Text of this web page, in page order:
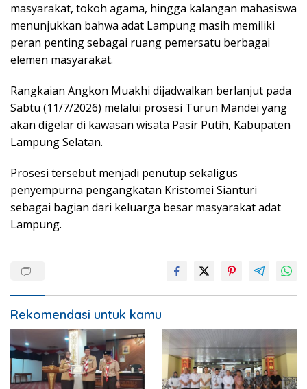
masyarakat, tokoh agama, hingga kalangan mahasiswa
menunjukkan bahwa adat Lampung masih memiliki
peran penting sebagai ruang pemersatu berbagai
elemen masyarakat.
Rangkaian Angkon Muakhi dijadwalkan berlanjut pada
Sabtu (11/7/2026) melalui prosesi Turun Mandei yang
akan digelar di kawasan wisata Pasir Putih, Kabupaten
Lampung Selatan.
Prosesi tersebut menjadi penutup sekaligus
penyempurna pengangkatan Kristomei Sianturi
sebagai bagian dari keluarga besar masyarakat adat
Lampung.
Rekomendasi untuk kamu